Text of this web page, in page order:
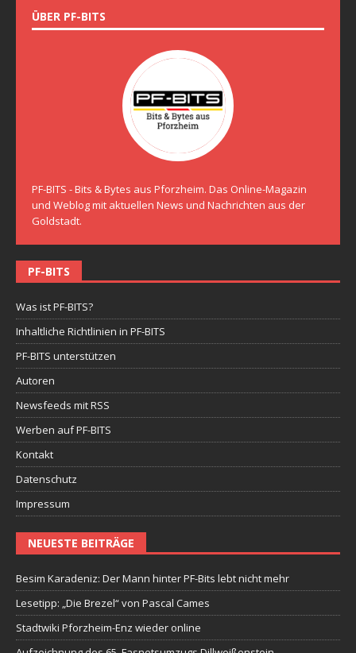
ÜBER PF-BITS
PF-BITS - Bits & Bytes aus Pforzheim. Das Online-Magazin
und Weblog mit aktuellen News und Nachrichten aus der
Goldstadt.
PF-BITS
Was ist PF-BITS?
Inhaltliche Richtlinien in PF-BITS
PF-BITS unterstützen
Autoren
Newsfeeds mit RSS
Werben auf PF-BITS
Kontakt
Datenschutz
Impressum
NEUESTE BEITRÄGE
Besim Karadeniz: Der Mann hinter PF-Bits lebt nicht mehr
Lesetipp: „Die Brezel“ von Pascal Cames
Stadtwiki Pforzheim-Enz wieder online